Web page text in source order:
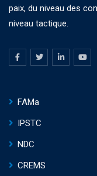
paix, du niveau des
niveau tactique.
FAMa
IPSTC
NDC
CREMS